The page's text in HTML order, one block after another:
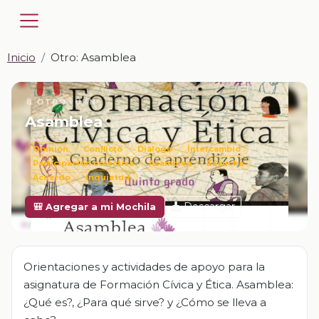
Inicio Otro: Asamblea
📎 OTRO · UKN
Asamblea
Opinión Conflicto Diálogo
Intercambio
Participación colectiva
Asamblea
Escucha
Acuerdo
Inquietud
🎒 Agregar a mi Mochila Descargar
Orientaciones y actividades de apoyo para la
asignatura de Formación Cívica y Ética. Asamblea:
¿Qué es?, ¿Para qué sirve? y ¿Cómo se lleva a